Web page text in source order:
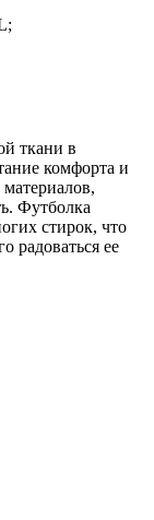
ткани в
комфорта и
Футболка
стирок, что
радоваться ее